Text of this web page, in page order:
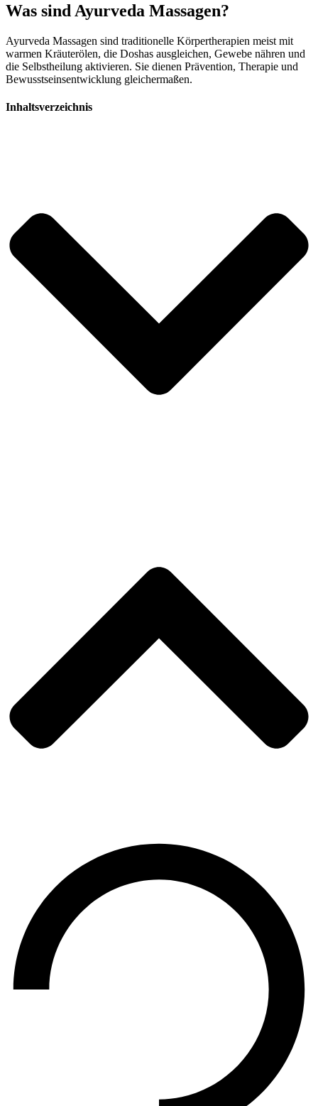
Was sind Ayurveda Massagen?
Ayurveda Massagen sind traditionelle Körpertherapien meist mit
warmen Kräuterölen, die Doshas ausgleichen, Gewebe nähren und
die Selbstheilung aktivieren. Sie dienen Prävention, Therapie und
Bewusstseinsentwicklung gleichermaßen.
Inhaltsverzeichnis